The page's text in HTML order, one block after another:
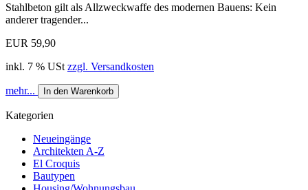
Stahlbeton gilt als Allzweckwaffe des modernen Bauens: Kein
anderer tragender...
EUR 59,90
inkl. 7 % USt zzgl. Versandkosten
mehr... In den Warenkorb
Kategorien
Neueingänge
Architekten A-Z
El Croquis
Bautypen